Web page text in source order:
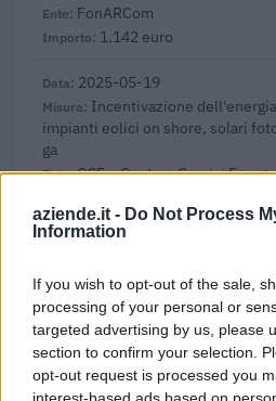
aziende.it - Do Not Process
Information
If you wish to opt-out of the sale,
processing of your personal or
targeted advertising by us, please
section to confirm your selection.
opt-out request is processed you
FonARCom
1.142 euro
2025-05-19
Incentivazione
impianti eolici on shore, solari
ga
GSE – Gestore Servizi
2025-04-30
impianti eolici on shore, solari
ga
GSE – Gestore Servizi
4.030.891 euro